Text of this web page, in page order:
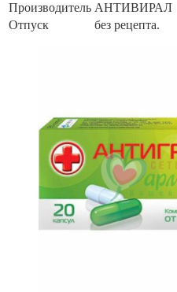
Производитель АНТИВИРАЛ
Отпуск
без рецепта.